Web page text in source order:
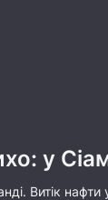
у
Витік